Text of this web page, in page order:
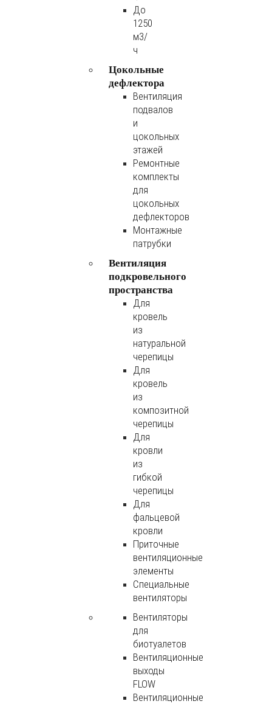
До
1250
м3/
ч
Цокольные
дефлектора
Вентиляция
подвалов
и
цокольных
этажей
Ремонтные
комплекты
для
цокольных
дефлекторов
Монтажные
патрубки
Вентиляция
подкровельного
пространства
Для
кровель
из
натуральной
черепицы
Для
кровель
из
композитной
черепицы
Для
кровли
из
гибкой
черепицы
Для
фальцевой
кровли
Приточные
вентиляционные
элементы
Специальные
вентиляторы
Вентиляторы
для
биотуалетов
Вентиляционные
выходы
FLOW
Вентиляционные